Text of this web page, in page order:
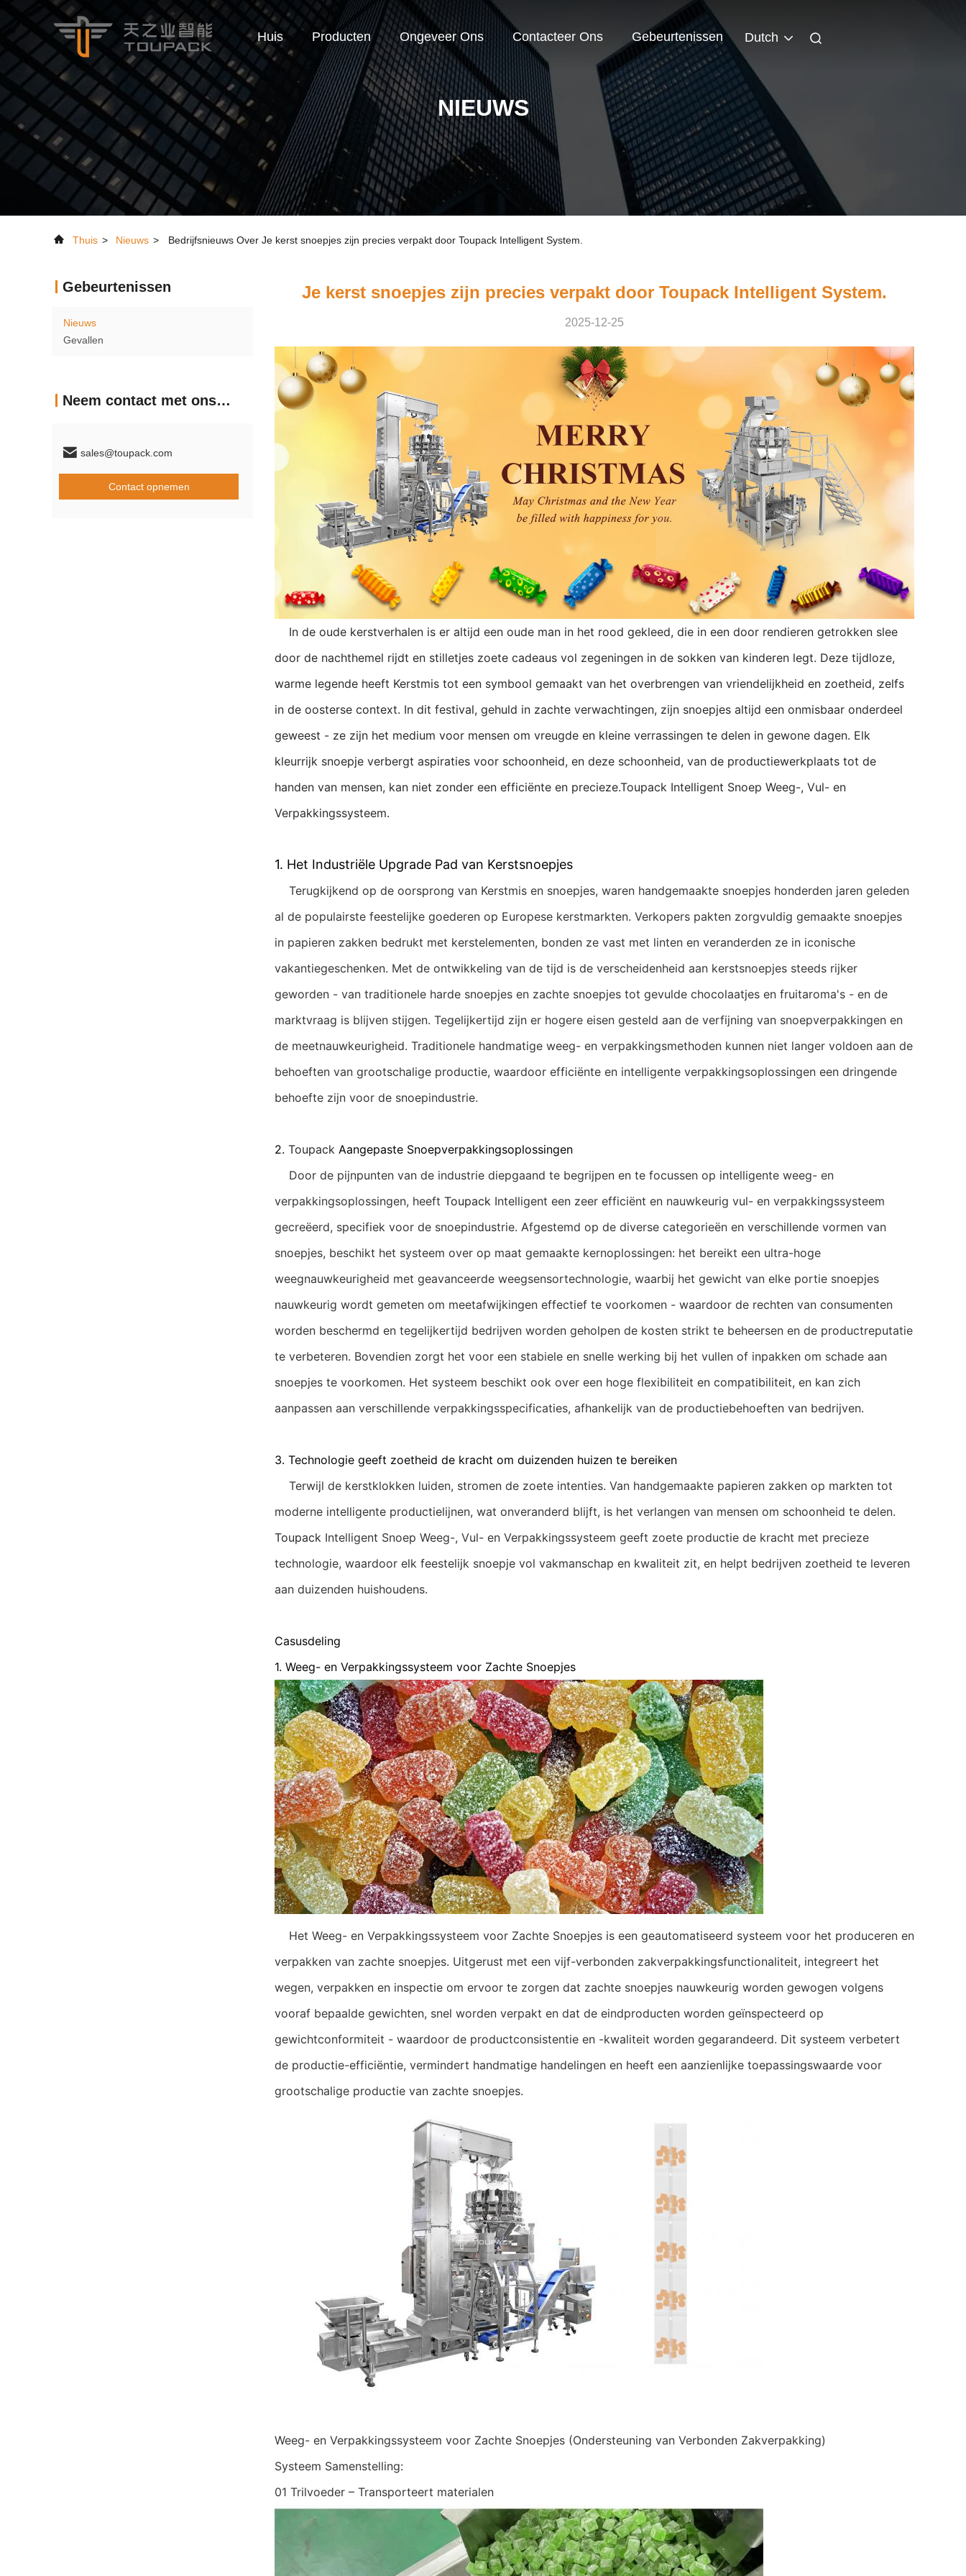
Huis Producten Ongeveer Ons Contacteer Ons Gebeurtenissen Dutch
NIEUWS
Thuis > Nieuws > Bedrijfsnieuws Over Je kerst snoepjes zijn precies verpakt door Toupack Intelligent System.
Gebeurtenissen
Nieuws
Gevallen
Neem contact met ons op
sales@toupack.com
Contact opnemen
Je kerst snoepjes zijn precies verpakt door Toupack Intelligent System.
2025-12-25
In de oude kerstverhalen is er altijd een oude man in het rood gekleed, die in een door rendieren getrokken slee
door de nachthemel rijdt en stilletjes zoete cadeaus vol zegeningen in de sokken van kinderen legt. Deze tijdloze,
warme legende heeft Kerstmis tot een symbool gemaakt van het overbrengen van vriendelijkheid en zoetheid, zelfs
in de oosterse context. In dit festival, gehuld in zachte verwachtingen, zijn snoepjes altijd een onmisbaar onderdeel
geweest - ze zijn het medium voor mensen om vreugde en kleine verrassingen te delen in gewone dagen. Elk
kleurrijk snoepje verbergt aspiraties voor schoonheid, en deze schoonheid, van de productiewerkplaats tot de
handen van mensen, kan niet zonder een efficiënte en precieze.Toupack Intelligent Snoep Weeg-, Vul- en
Verpakkingssysteem.
1. Het Industriële Upgrade Pad van Kerstsnoepjes
Terugkijkend op de oorsprong van Kerstmis en snoepjes, waren handgemaakte snoepjes honderden jaren geleden
al de populairste feestelijke goederen op Europese kerstmarkten. Verkopers pakten zorgvuldig gemaakte snoepjes
in papieren zakken bedrukt met kerstelementen, bonden ze vast met linten en veranderden ze in iconische
vakantiegeschenken. Met de ontwikkeling van de tijd is de verscheidenheid aan kerstsnoepjes steeds rijker
geworden - van traditionele harde snoepjes en zachte snoepjes tot gevulde chocolaatjes en fruitaroma's - en de
marktvraag is blijven stijgen. Tegelijkertijd zijn er hogere eisen gesteld aan de verfijning van snoepverpakkingen en
de meetnauwkeurigheid. Traditionele handmatige weeg- en verpakkingsmethoden kunnen niet langer voldoen aan de
behoeften van grootschalige productie, waardoor efficiënte en intelligente verpakkingsoplossingen een dringende
behoefte zijn voor de snoepindustrie.
2. Toupack Aangepaste Snoepverpakkingsoplossingen
Door de pijnpunten van de industrie diepgaand te begrijpen en te focussen op intelligente weeg- en
verpakkingsoplossingen, heeft Toupack Intelligent een zeer efficiënt en nauwkeurig vul- en verpakkingssysteem
gecreëerd, specifiek voor de snoepindustrie. Afgestemd op de diverse categorieën en verschillende vormen van
snoepjes, beschikt het systeem over op maat gemaakte kernoplossingen: het bereikt een ultra-hoge
weegnauwkeurigheid met geavanceerde weegsensortechnologie, waarbij het gewicht van elke portie snoepjes
nauwkeurig wordt gemeten om meetafwijkingen effectief te voorkomen - waardoor de rechten van consumenten
worden beschermd en tegelijkertijd bedrijven worden geholpen de kosten strikt te beheersen en de productreputatie
te verbeteren. Bovendien zorgt het voor een stabiele en snelle werking bij het vullen of inpakken om schade aan
snoepjes te voorkomen. Het systeem beschikt ook over een hoge flexibiliteit en compatibiliteit, en kan zich
aanpassen aan verschillende verpakkingsspecificaties, afhankelijk van de productiebehoeften van bedrijven.
3. Technologie geeft zoetheid de kracht om duizenden huizen te bereiken
Terwijl de kerstklokken luiden, stromen de zoete intenties. Van handgemaakte papieren zakken op markten tot
moderne intelligente productielijnen, wat onveranderd blijft, is het verlangen van mensen om schoonheid te delen.
Toupack Intelligent Snoep Weeg-, Vul- en Verpakkingssysteem geeft zoete productie de kracht met precieze
technologie, waardoor elk feestelijk snoepje vol vakmanschap en kwaliteit zit, en helpt bedrijven zoetheid te leveren
aan duizenden huishoudens.
Casusdeling
1. Weeg- en Verpakkingssysteem voor Zachte Snoepjes
Het Weeg- en Verpakkingssysteem voor Zachte Snoepjes is een geautomatiseerd systeem voor het produceren en
verpakken van zachte snoepjes. Uitgerust met een vijf-verbonden zakverpakkingsfunctionaliteit, integreert het
wegen, verpakken en inspectie om ervoor te zorgen dat zachte snoepjes nauwkeurig worden gewogen volgens
vooraf bepaalde gewichten, snel worden verpakt en dat de eindproducten worden geïnspecteerd op
gewichtconformiteit - waardoor de productconsistentie en -kwaliteit worden gegarandeerd. Dit systeem verbetert
de productie-efficiëntie, vermindert handmatige handelingen en heeft een aanzienlijke toepassingswaarde voor
grootschalige productie van zachte snoepjes.
Weeg- en Verpakkingssysteem voor Zachte Snoepjes (Ondersteuning van Verbonden Zakverpakking)
Systeem Samenstelling:
01 Trilvoeder – Transporteert materialen